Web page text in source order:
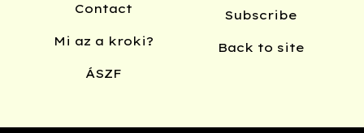
Contact
Mi az a kroki?
ÁSZF
Subscribe
Back to site